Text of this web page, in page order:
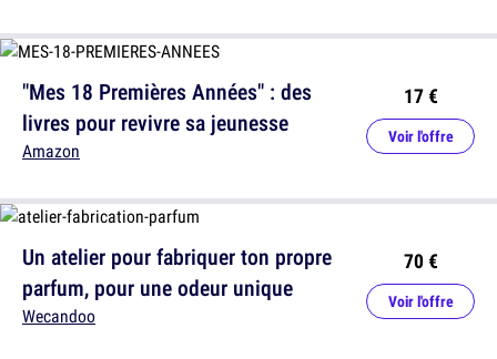
Un atelier pour fabriquer ton propre
parfum, pour une odeur unique
Wecandoo
70 €
Voir l'offre
"Mes 18 Premières Années" : des
livres pour revivre sa jeunesse
Amazon
17 €
Voir l'offre